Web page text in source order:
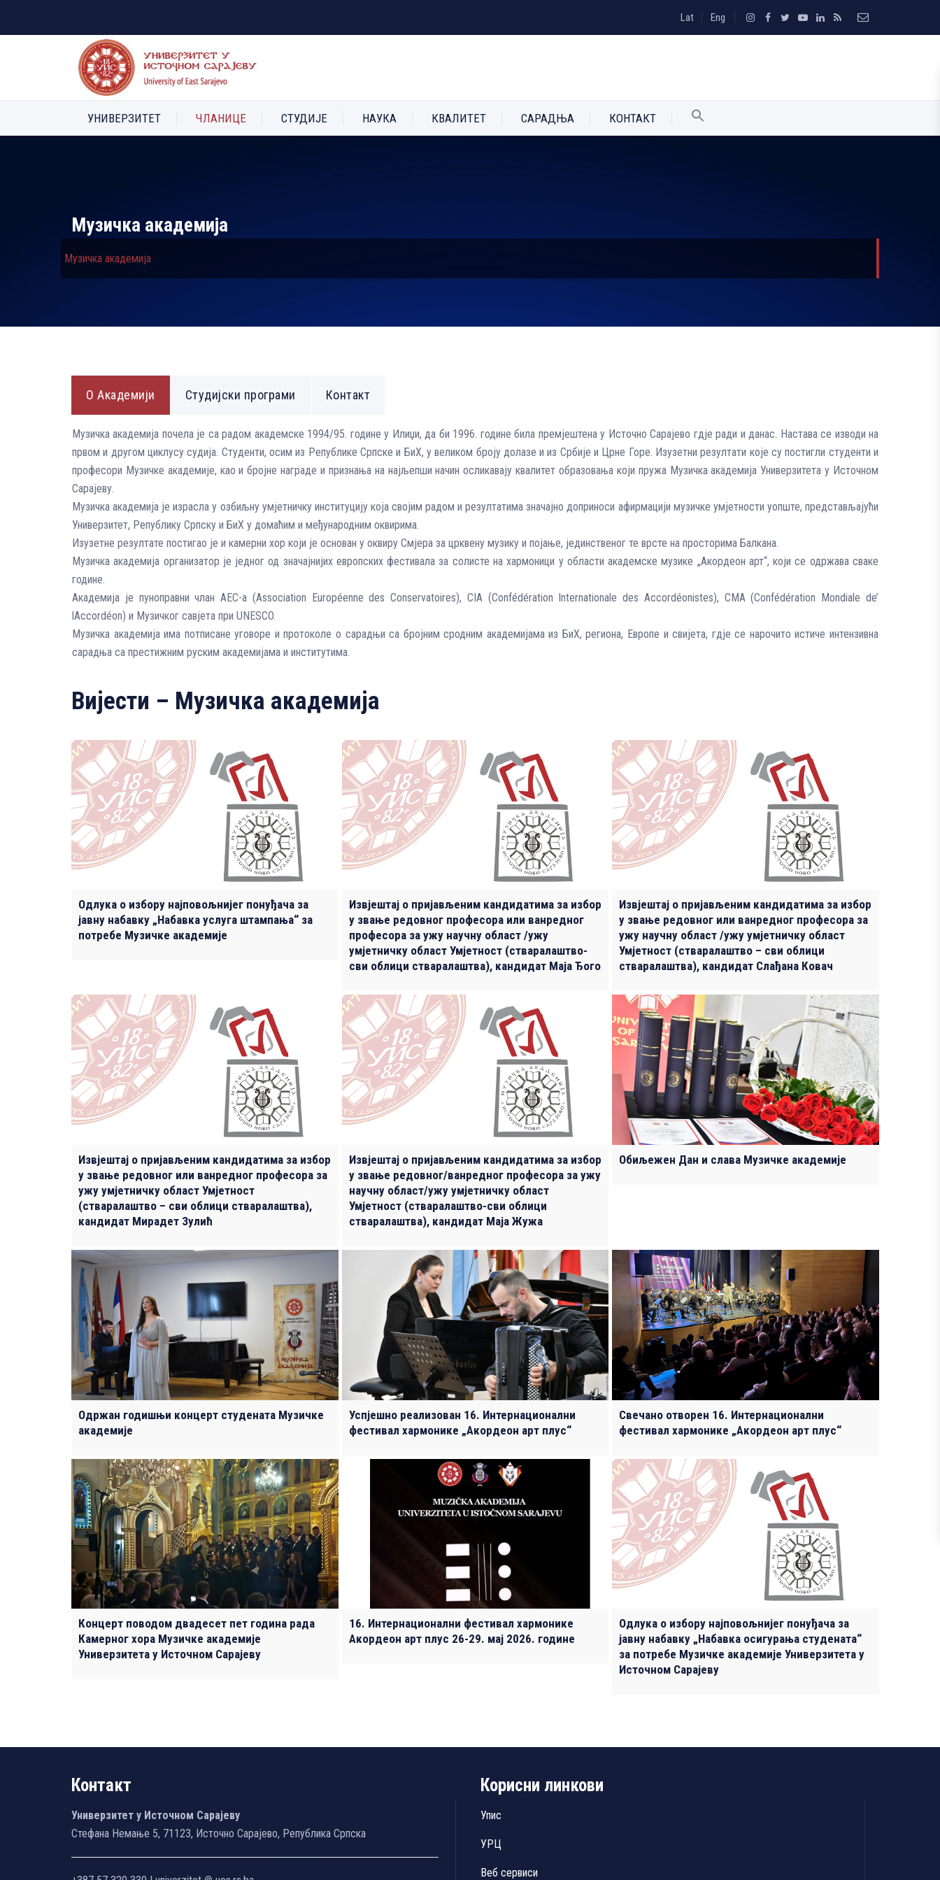
Lat Eng
УНИВЕРЗИТЕТ ЧЛАНИЦЕ СТУДИЈЕ НАУКА КВАЛИТЕТ САРАДЊА КОНТАКТ
Музичка академија
Музичка академија
О Академији Студијски програми Контакт
Mузичка академија почела је са радом академске 1994/95. године у Илиџи, да би 1996. године била премјештена у Источно Сарајево гдје ради и данас. Настава се изводи на
првом и другом циклусу судија. Студенти, осим из Републике Српске и БиХ, у великом броју долазе и из Србије и Црне Горе. Изузетни резултати које су постигли студенти и
професори Музичке академије, као и бројне награде и признања на најљепши начин осликавају квалитет образовања који пружа Музичка академија Универзитета у Источном
Сарајеву.
Музичка академија је израсла у озбиљну умјетничку институцију која својим радом и резултатима значајно доприноси афирмацији музичке умјетности уопште, представљајући
Универзитет, Републику Српску и БиХ у домаћим и међународним оквирима.
Изузетне резултате постигао је и камерни хор који је основан у оквиру Смјера за црквену музику и појање, јединственог те врсте на просторима Балкана.
Музичка академија организатор је једног од значајнијих европских фестивала за солисте на хармоници у области академске музике „Акордеон арт“, који се одржава сваке
године.
Академија је пуноправни члан AEC-a (Association Européenne des Conservatoires), CIA (Confédération Internationale des Accordéonistes), CMA (Confédération Mondiale de’
lAccordéon) и Музичког савјета при UNESCO.
Музичка академија има потписане уговоре и протоколе о сарадњи са бројним сродним академијама из БиХ, региона, Европе и свијета, гдје се нарочито истиче интензивна
сарадња са престижним руским академијама и институтима.
Вијести – Музичка aкадемија
Одлука о избору најповољнијег понуђача за
јавну набавку „Набавка услуга штампања“ за
потребе Музичке академије
Извјештај о пријављеним кандидатима за избор
у звање редовног професора или ванредног
професора за ужу научну област /ужу
умјетничку област Умјетност (стваралаштво-
сви облици стваралаштва), кандидат Маја Ђого
Извјештај о пријављеним кандидатима за избор
у звање редовног или ванредног професора за
ужу научну област /ужу умјетничку област
Умјетност (стваралаштво – сви облици
стваралаштва), кандидат Слађана Ковач
Извјештај о пријављеним кандидатима за избор
у звање редовног или ванредног професора за
ужу умјетничку област Умјетност
(стваралаштво – сви облици стваралаштва),
кандидат Мирадет Зулић
Извјештај о пријављеним кандидатима за избор
у звање редовног/ванредног професора за ужу
научну област/ужу умјетничку област
Умјетност (стваралаштво-сви облици
стваралаштва), кандидат Маја Жужа
Обиљежен Дан и слава Музичке академије
Одржан годишњи концерт студената Mузичке
академије
Успјешно реализован 16. Интернационални
фестивал хармонике „Акордеон арт плус“
Свечано отворен 16. Интернационални
фестивал хармонике „Акордеон арт плус“
Концерт поводом двадесет пет година рада
Камерног хора Музичке академије
Универзитета у Источном Сарајеву
16. Интернационални фестивал хармонике
Акордеон арт плус 26-29. мај 2026. године
Одлука о избору најповољнијег понуђача за
јавну набавку „Набавка осигурања студената“
за потребе Музичке академије Универзитета у
Источном Сарајеву
Контакт
Универзитет у Источном Сарајеву
Стефана Немање 5, 71123, Источно Сарајево, Република Српска
Корисни линкови
Упис
УРЦ
Веб сервиси